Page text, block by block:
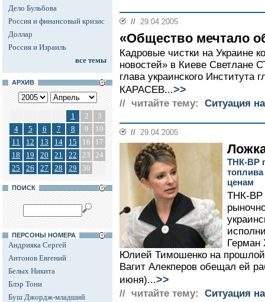
Дело Бульбова
Россия и финансовый кризис
Доллар
Россия и Израиль
все темы
АРХИВ
1 2
3
4
5 6 7 8 9
10
11
12 13 14 15 16
17
18
19 20 21 22 23 24
25
26 27 28 29 30
ПОИСК
ПЕРСОНЫ НОМЕРА
Андрияка Сергей
Антонов Евгений
Белых Никита
Блэр Тони
Буш Джордж-младший
// 29.04.2005
«Общество мечтало
Кадровые чистки на Украине
новостей» в Киеве
глава украинского Института
КАРАСЕВ...>>
// читайте тему: Ситуация
// 29.04.2005
ТНК-ВР
ценам
ТНК-ВР
Герман
Юлией Тимошенко на
Вагит Алекперов обещал ей
июня)...>>
// читайте тему: Ситуация